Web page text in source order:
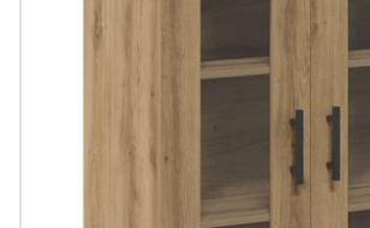
#sharemevidaxl